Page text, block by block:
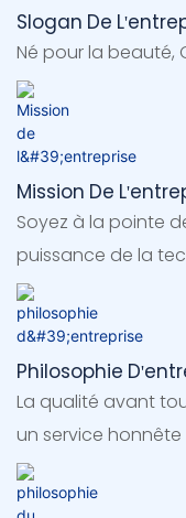
Slogan De
Né pour la beauté,
Mission De
Soyez à la pointe
puissance de la
Philosophie
La qualité avant
un service honnête